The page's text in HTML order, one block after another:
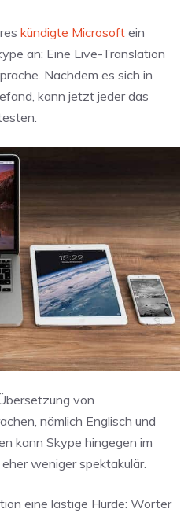
kündigte Microsoft ein
an: Eine Live-Translation
Nachdem es sich in
kann jetzt jeder das
von
nämlich Englisch und
kann Skype hingegen im
weniger spektakulär.
eine lästige Hürde: Wörter